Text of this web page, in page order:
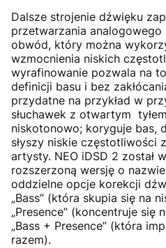
Dalsze strojenie dźwięku
przetwarzania analogowego
obwód, który można
wzmocnienia niskich
wyrafinowanie pozwala na
definicji basu i bez
przydatne na przykład w
słuchawek z otwartym
niskotonowo; koryguje bas,
słyszy niskie częstotliwości
artysty. NEO iDSD 2 został
rozszerzoną wersję o
oddzielne opcje korekcji
„Bass” (która skupia się na
„Presence” (koncentruje się
„Bass + Presence” (która
razem).